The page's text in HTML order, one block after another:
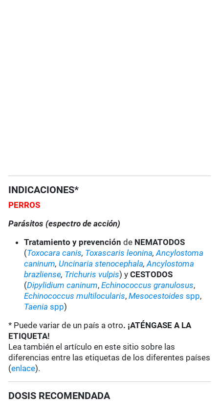
INDICACIONES*
PERROS
Parásitos (espectro de acción)
Tratamiento y prevenciónde NEMATODOS
(Toxocara canis, Toxascaris leonina,Ancylostoma
caninum, Uncinaria stenocephala,Ancylostoma
brazliense, Trichuris vulpis) yCESTODOS
(Dipylidium caninum,Echinococcus granulosus,
Echinococcus multilocularis,Mesocestoides spp,
Taenia spp)
* Puede variar de un país a otro. ¡ATÉNGASE A LA
ETIQUETA!
Lea también el artículo en este sitio sobre las
diferencias entre las etiquetas de los diferentes países
(enlace).
DOSIS RECOMENDADA